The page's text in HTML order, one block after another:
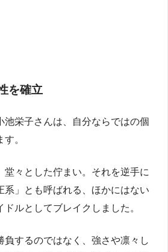
を確立
池栄子さんは、自分ならではの個
。
堂々とした佇まい。それを逆手に
系」とも呼ばれる、ほかにはない
ルとしてブレイクしました。
負するのではなく、強さや凛々し